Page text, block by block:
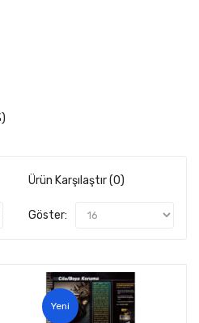
Ürün Karşılaştır (0)
Göster:
Yeni